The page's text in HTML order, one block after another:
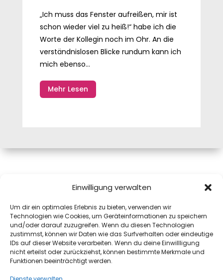
Einwilligung verwalten
Um dir ein optimales Erlebnis zu bieten, verwenden wir
Technologien wie Cookies, um Geräteinformationen zu speichern
und/oder darauf zuzugreifen. Wenn du diesen Technologien
zustimmst, können wir Daten wie das Surfverhalten oder eindeutige
IDs auf dieser Website verarbeiten. Wenn du deine Einwillligung
nicht erteilst oder zurückziehst, können bestimmte Merkmale und
Funktionen beeinträchtigt werden.
„Ich muss das Fenster aufreißen, mir ist
schon wieder viel zu heiß!“ habe ich die
Worte der Kollegin noch im Ohr. An die
verständnislosen Blicke rundum kann ich
mich ebenso...
Mehr Lesen
5020 Salzburg
mail@monika.pink
+43(0)664 8311972
Datenschutz
Impressum